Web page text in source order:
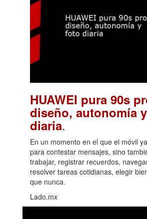
HUAWEI pura 90s
diseño, autonomía
diaria.
En un momento en el que el móvil
para contestar mensajes, sino
trabajar, registrar recuerdos,
resolver tareas cotidianas, elegir
que nunca.
Lado.mx